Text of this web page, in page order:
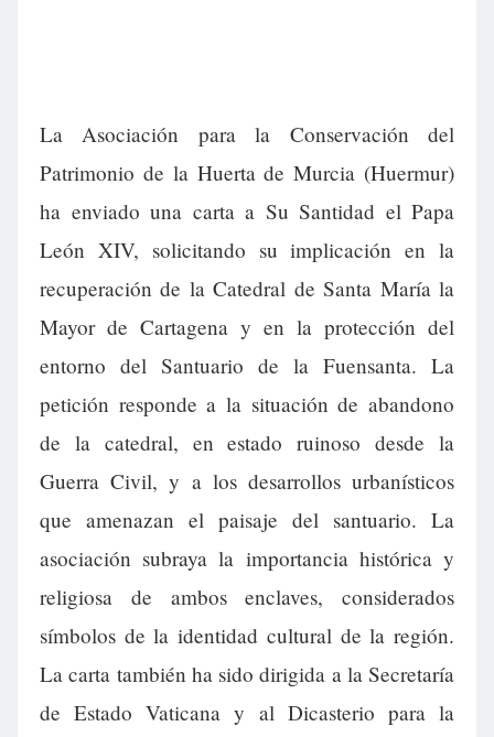
La Asociación para la Conservación del
Patrimonio de la Huerta de Murcia (Huermur)
ha enviado una carta a Su Santidad el Papa
León XIV, solicitando su implicación en la
recuperación de la Catedral de Santa María la
Mayor de Cartagena y en la protección del
entorno del Santuario de la Fuensanta. La
petición responde a la situación de abandono
de la catedral, en estado ruinoso desde la
Guerra Civil, y a los desarrollos urbanísticos
que amenazan el paisaje del santuario. La
asociación subraya la importancia histórica y
religiosa de ambos enclaves, considerados
símbolos de la identidad cultural de la región.
La carta también ha sido dirigida a la Secretaría
de Estado Vaticana y al Dicasterio para la